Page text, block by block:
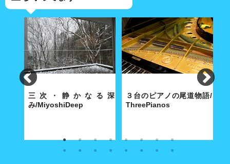
三次・静かなる深
み/MiyoshiDeep
雪化粧の三次のまちには深みの
３台のピアノの尾道物語/
ThreePianos
歴史都市・尾道にふさわしい3